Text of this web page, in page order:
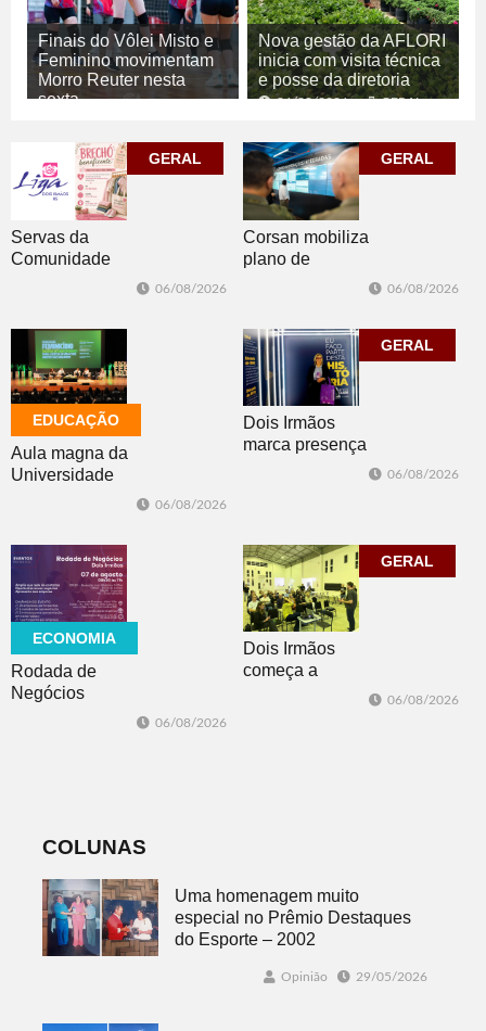
Finais do Vôlei Misto e
Feminino movimentam
Morro Reuter nesta
sexta
ESPORTE
Nova gestão da AFLORI
inicia com visita técnica
e posse da diretoria
06/08/2026 GERAL
GERAL
Servas da
Comunidade
06/08/2026
GERAL
Corsan mobiliza
plano de
temporais no RS
06/08/2026
EDUCAÇÃO
Aula magna da
Universidade
acadêmica em
debate sobre o
feminicídio
06/08/2026
GERAL
Dois Irmãos
marca presença
06/08/2026
ECONOMIA
Rodada de
Negócios
06/08/2026
GERAL
Dois Irmãos
começa a
06/08/2026
COLUNAS
Uma homenagem muito
especial no Prêmio Destaques
do Esporte – 2002
Opinião 29/05/2026